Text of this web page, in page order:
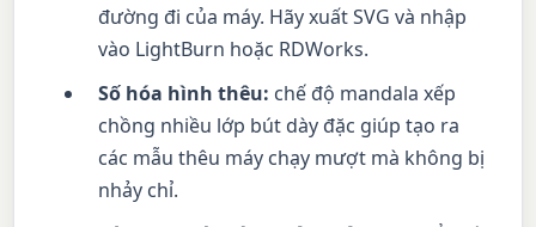
đường đi của máy. Hãy xuất SVG và nhập
vào LightBurn hoặc RDWorks.
Số hóa hình thêu: chế độ mandala xếp
chồng nhiều lớp bút dày đặc giúp tạo ra
các mẫu thêu máy chạy mượt mà không bị
nhảy chỉ.